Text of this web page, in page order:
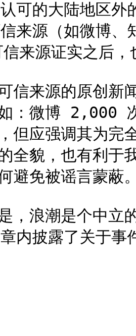
可的大陆地区外
来源（如微博、
来源证实之后，
信来源的原创新
：微博 2,000
但应强调其为完
全貌，也有利于
避免被谣言蒙蔽
，浪潮是个中立